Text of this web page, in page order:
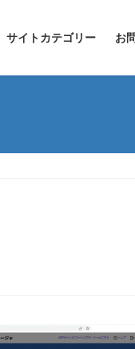
サイトカテゴリー お